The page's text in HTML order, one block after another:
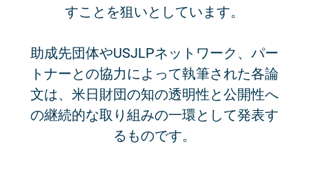
すことを狙いとしています。
助成先団体やUSJLPネットワーク、パー
トナーとの協力によって執筆された各論
文は、米日財団の知の透明性と公開性へ
の継続的な取り組みの一環として発表す
るものです。